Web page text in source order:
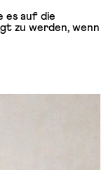
es auf die
zu werden, wenn